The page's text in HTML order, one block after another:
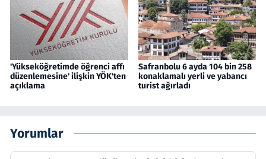
'Yükseköğretimde öğrenci affı
düzenlemesine' ilişkin YÖK'ten
açıklama
Safranbolu 6 ayda 104 bin 258
konaklamalı yerli ve yabancı
turist ağırladı
Yorumlar